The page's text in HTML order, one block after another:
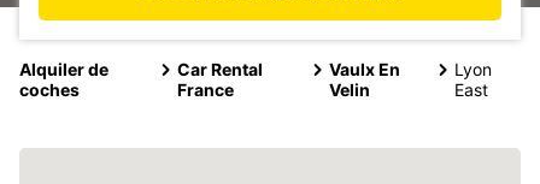
Alquiler de
coches
Car Rental
France
Vaulx En
Velin
Lyon
East